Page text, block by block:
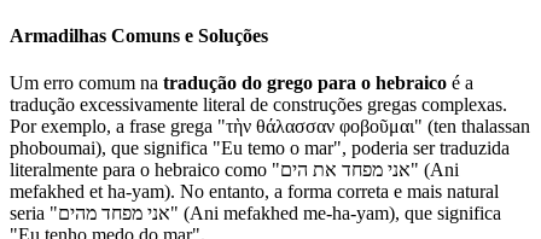
Armadilhas Comuns e Soluções
Um erro comum na tradução do grego para o hebraico é a
tradução excessivamente literal de construções gregas complexas.
Por exemplo, a frase grega "τὴν θάλασσαν φοβοῦμαι" (ten thalassan
phoboumai), que significa "Eu temo o mar", poderia ser traduzida
literalmente para o hebraico como "אני מפחד את הים" (Ani
mefakhed et ha-yam). No entanto, a forma correta e mais natural
seria "אני מפחד מהים" (Ani mefakhed me-ha-yam), que significa
"Eu tenho medo do mar".